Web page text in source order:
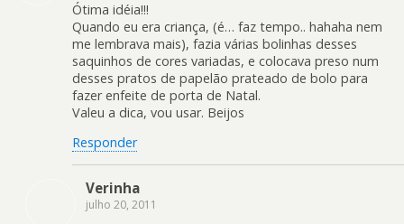
Ótima idéia!!!
Quando eu era criança, (é… faz tempo.. hahaha nem
me lembrava mais), fazia várias bolinhas desses
saquinhos de cores variadas, e colocava preso num
desses pratos de papelão prateado de bolo para
fazer enfeite de porta de Natal.
Valeu a dica, vou usar. Beijos
Responder
Verinha
julho 20, 2011